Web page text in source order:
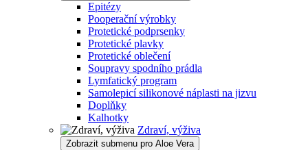
Epitézy
Pooperační výrobky
Protetické podprsenky
Protetické plavky
Protetické oblečení
Soupravy spodního prádla
Lymfatický program
Samolepicí silikonové náplasti na jizvu
Doplňky
Kalhotky
Zdraví, výživa
Zobrazit submenu pro Aloe Vera